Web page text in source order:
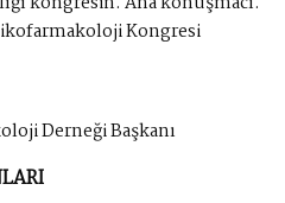
Kongresi
Derneği Başkanı